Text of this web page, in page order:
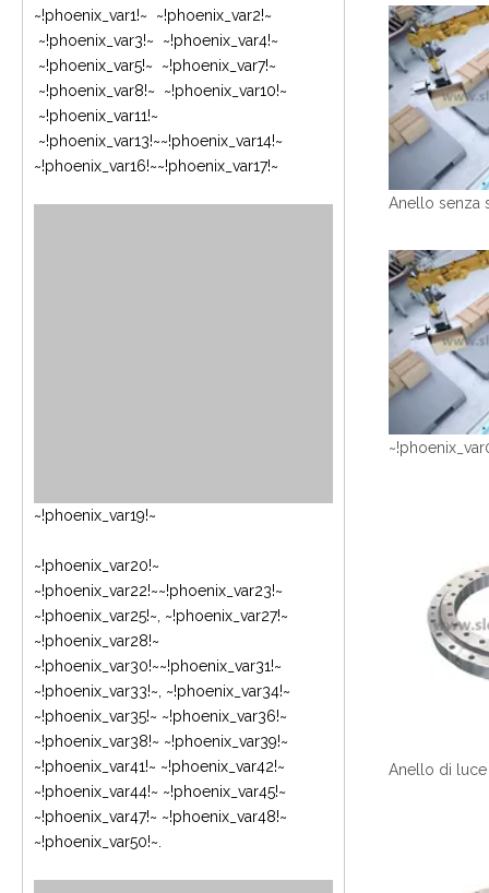
~!phoenix_var1!~ ~!phoenix_var2!~
~!phoenix_var3!~ ~!phoenix_var4!~
~!phoenix_var5!~ ~!phoenix_var7!~
~!phoenix_var8!~ ~!phoenix_var10!~
~!phoenix_var11!~
~!phoenix_var13!~~!phoenix_var14!~
~!phoenix_var16!~~!phoenix_var17!~
~!phoenix_var19!~
~!phoenix_var20!~
~!phoenix_var22!~~!phoenix_var23!~
~!phoenix_var25!~ ~!phoenix_var27!~
~!phoenix_var28!~
~!phoenix_var30!~~!phoenix_var31!~
~!phoenix_var33!~ , ~!phoenix_var34!~
~!phoenix_var35!~ ~!phoenix_var36!~
~!phoenix_var38!~ ~!phoenix_var39!~
~!phoenix_var41!~ ~!phoenix_var42!~
~!phoenix_var44!~ ~!phoenix_var45!~
~!phoenix_var47!~ ~!phoenix_var48!~
~!phoenix_var50!~